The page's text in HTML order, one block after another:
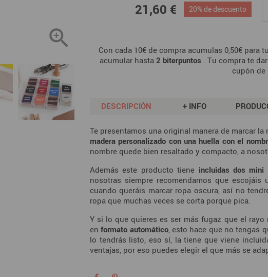

21,60 € 20% de descuento
Con cada 10€ de compra acumulas 0,50€
acumular hasta 2 biterpuntos . Tu compra te
cupón de
DESCRIPCIÓN + INFO
Te presentamos una original manera de marcar
madera personalizado con una huella con el
nombre quede bien resaltado y compacto, a
Además este producto tiene incluidas dos mini
nosotras siempre recomendamos que
cuando queráis marcar ropa oscura, así no
ropa que muchas veces se corta porque pica.
Y si lo que quieres es ser más fugaz que el
enformato automático, esto hace que no tengas
lo tendrás listo, eso sí, la tiene que viene
ventajas, por eso puedes elegir el que más se